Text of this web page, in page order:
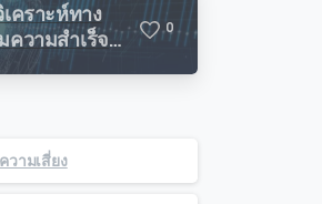
คราะห์ทาง
ความสำเร็จ
อย่างไร
0
วามเสี่ยง